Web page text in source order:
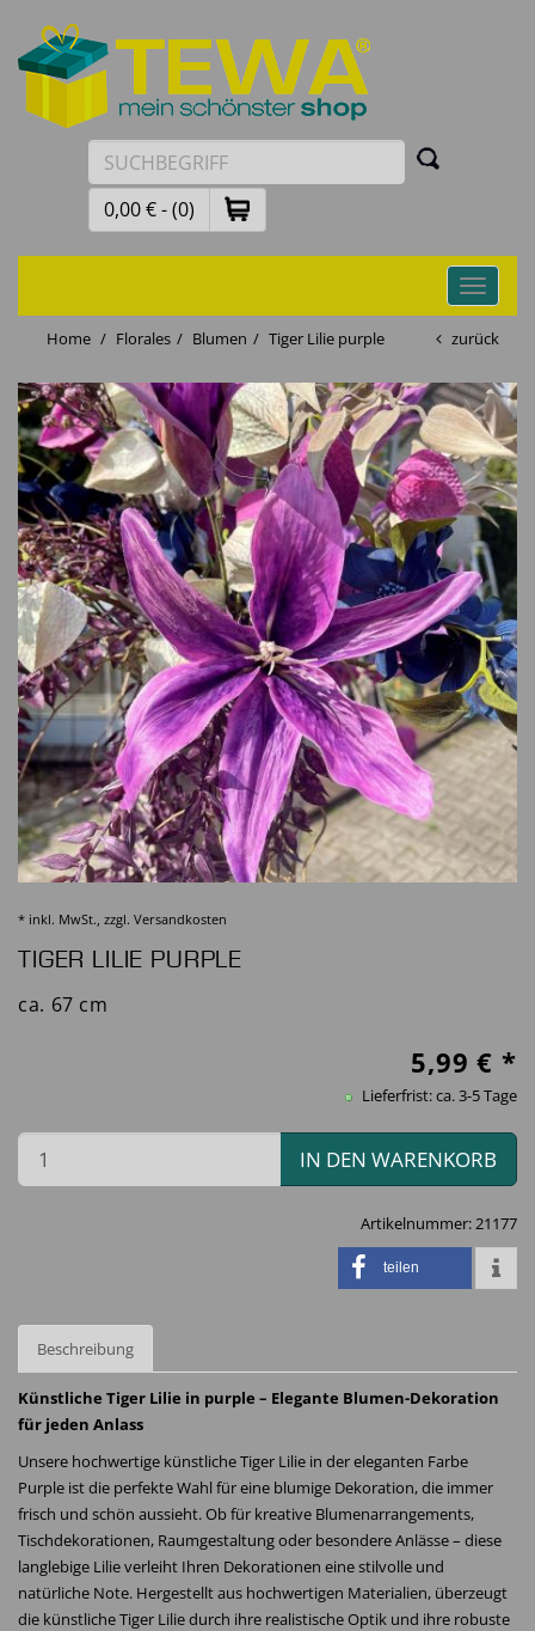
0,00 € - (0)
Toggle
Home
Florales Blumen Tiger Lilie purple zurück
* inkl. MwSt., zzgl. Versandkosten
TIGER LILIE PURPLE
ca. 67 cm
5,99 € *
Lieferfrist: ca. 3-5 Tage
IN DEN WARENKORB
Artikelnummer:21177
teilen
Beschreibung
Künstliche Tiger Lilie in purple – Elegante Blumen-Dekoration
für jeden Anlass
Unsere hochwertige künstliche Tiger Lilie in der eleganten Farbe
Purple ist die perfekte Wahl für eine blumige Dekoration, die immer
frisch und schön aussieht. Ob für kreative Blumenarrangements,
Tischdekorationen, Raumgestaltung oder besondere Anlässe – diese
langlebige Lilie verleiht Ihren Dekorationen eine stilvolle und
natürliche Note. Hergestellt aus hochwertigen Materialien, überzeugt
die künstliche Tiger Lilie durch ihre realistische Optik und ihre robuste